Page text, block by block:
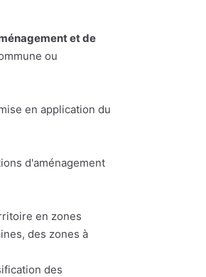
et de
ou
en application du
d'aménagement
en zones
des zones à
des